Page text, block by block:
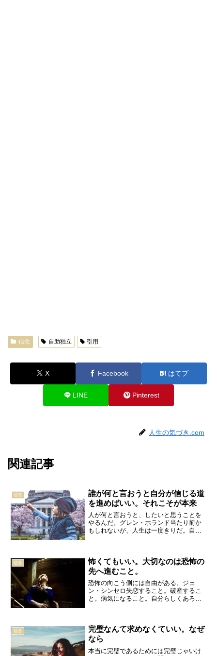
信念 自助独立 引用
X Facebook はてブ
LINE Pinterest
人生の気づき.com
関連記事
信念
誰が何と言おうと自分が信じる道
を進めばいい。それこそが本来
人が何と言おうと、したいと思うことを
やるんだ。グレン・ホランド当たり前か
もしれないが、人生は一度きりだ。自分
自分の運命について考えられ...
信念
怖くてもいい。大切なのは恐怖の
先へ進むこと。
恐怖の向こう側には自由がある。ジェ
ン・シンセロ失恋すること。破産するこ
と。病気になること。自分らしくあろう
ない。万が一恐れていること...
信念
完璧なんて求めなくていい。なぜ
なら
本当に完璧であるためには完璧じゃいけ